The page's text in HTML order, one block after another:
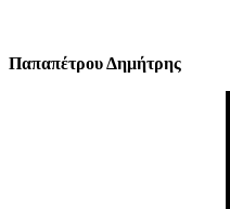
Παπαπέτρου Δημήτρης